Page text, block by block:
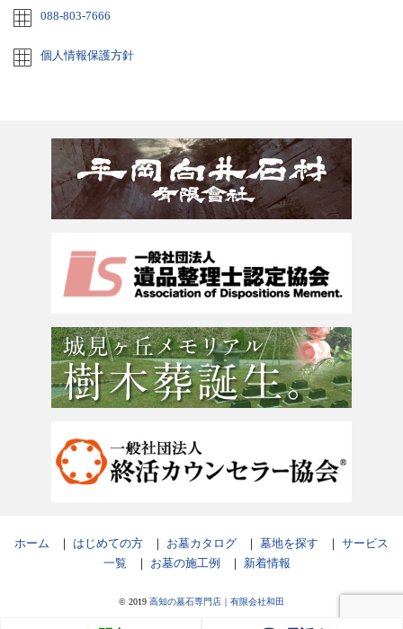
088-803-7666
個人情報保護方針
ホーム ｜ はじめての方 ｜ お墓カタログ ｜ 墓地を探す ｜ サービス
一覧
｜ お墓の施工例 ｜ 新着情報
© 2019 高知の墓石専門店｜有限会社和田